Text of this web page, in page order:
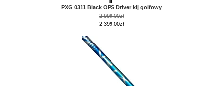
PXG 0311 Black OPS Driver kij golfowy
2 999,00zł
2 399,00zł